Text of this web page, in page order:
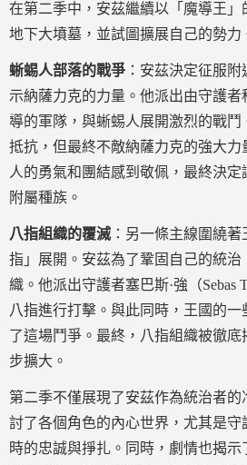
在第二季中，安茲繼續以「魔導王
地下大墳墓，並試圖擴展自己的勢力
蜥蜴人部落的戰爭 ：安茲決定征服
示納薩力克的力量。他派出由守護者
導的軍隊，與蜥蜴人展開激烈的戰
抵抗，但最終不敵納薩力克的強大力
人的勇氣和團結感到敬佩，最終決
附屬種族。
八指組織的覆滅：另一條主線圍繞著
指」展開。安茲為了鞏固自己的統治
織。他派出守護者塞巴斯·強（Sebas
八指進行打擊。與此同時，王國的一
了這場鬥爭。最終，八指組織被徹
步擴大。
第二季不僅展現了安茲作為統治者
討了各個角色的內心世界，尤其是守
時的忠誠與掙扎。同時，劇情也揭